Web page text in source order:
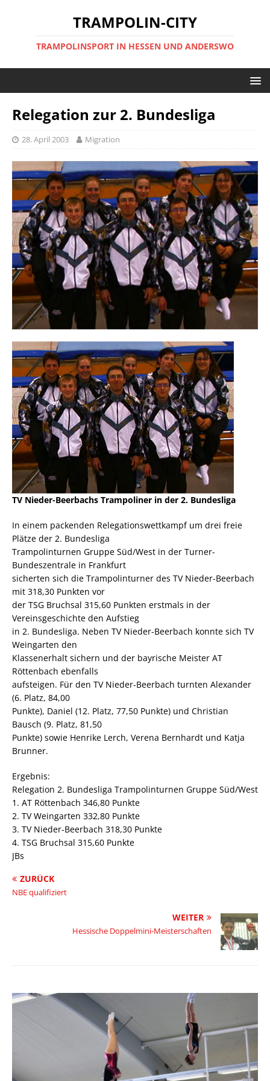
TRAMPOLIN-CITY
TRAMPOLINSPORT IN HESSEN UND ANDERSWO
Relegation zur 2. Bundesliga
28. April 2003 Migration
TV Nieder-Beerbachs Trampoliner in der 2. Bundesliga
In einem packenden Relegationswettkampf um drei freie
Plätze der 2. Bundesliga
Trampolinturnen Gruppe Süd/West in der Turner-
Bundeszentrale in Frankfurt
sicherten sich die Trampolinturner des TV Nieder-Beerbach
mit 318,30 Punkten vor
der TSG Bruchsal 315,60 Punkten erstmals in der
Vereinsgeschichte den Aufstieg
in 2. Bundesliga. Neben TV Nieder-Beerbach konnte sich TV
Weingarten den
Klassenerhalt sichern und der bayrische Meister AT
Röttenbach ebenfalls
aufsteigen. Für den TV Nieder-Beerbach turnten Alexander
(6. Platz, 84,00
Punkte), Daniel (12. Platz, 77,50 Punkte) und Christian
Bausch (9. Platz, 81,50
Punkte) sowie Henrike Lerch, Verena Bernhardt und Katja
Brunner.
Ergebnis:
Relegation 2. Bundesliga Trampolinturnen Gruppe Süd/West
1. AT Röttenbach 346,80 Punkte
2. TV Weingarten 332,80 Punkte
3. TV Nieder-Beerbach 318,30 Punkte
4. TSG Bruchsal 315,60 Punkte
JBs
ZURÜCK
NBE qualifiziert
WEITER
Hessische Doppelmini-Meisterschaften